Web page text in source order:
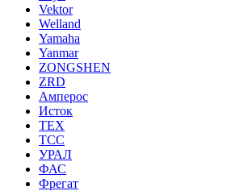
Vektor
Welland
Yamaha
Yanmar
ZONGSHEN
ZRD
Амперос
Исток
ТЕХ
ТСС
УРАЛ
ФАС
Фрегат